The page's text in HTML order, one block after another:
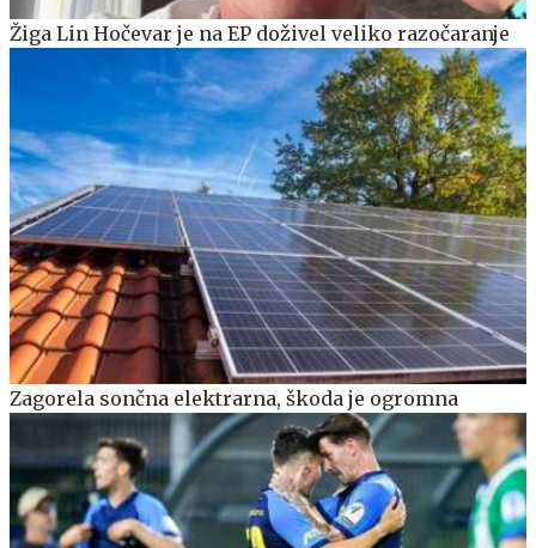
Žiga Lin Hočevar je na EP doživel veliko razočaranje
Zagorela sončna elektrarna, škoda je ogromna